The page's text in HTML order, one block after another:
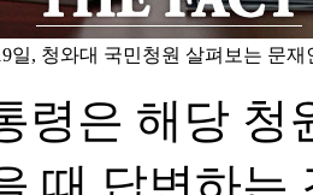
일, 청와대 국민청원 살펴보는 문재
령은 해당 청